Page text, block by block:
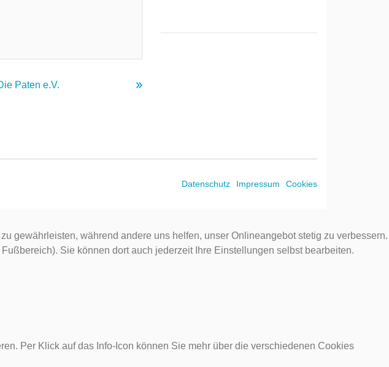
Paten e.V.
Datenschutz Impressum Cookies
gewährleisten, während andere uns helfen, unser Onlineangebot stetig zu verbessern.
Fußbereich). Sie können dort auch jederzeit Ihre Einstellungen selbst bearbeiten.
Per Klick auf das Info-Icon können Sie mehr über die verschiedenen Cookies